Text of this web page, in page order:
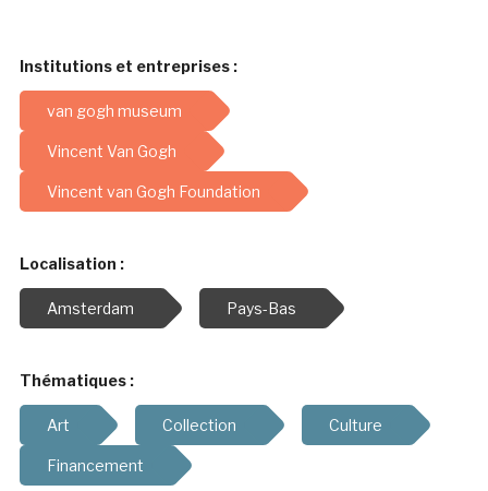
Institutions et entreprises :
van gogh museum
Vincent Van Gogh
Vincent van Gogh Foundation
Localisation :
Amsterdam Pays-Bas
Thématiques :
Art Collection Culture
Financement